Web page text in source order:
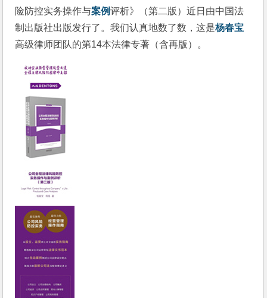
险防控实务操作与案例评析》（第二版）近日由中国法
制出版社出版发行了。我们认真地数了数，这是杨春宝
高级律师团队的第14本法律专著（含再版）。